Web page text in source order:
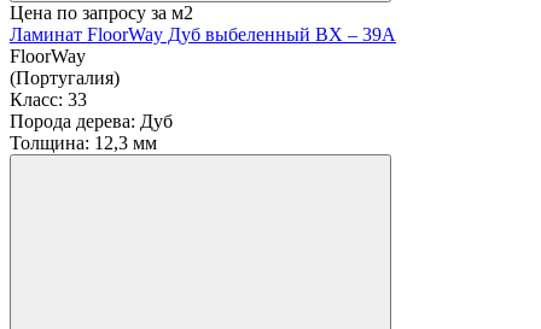
Цена по запросу за м2
Ламинат FloorWay Дуб выбеленный ВХ – 39А
FloorWay
(Португалия)
Класс: 33
Порода дерева: Дуб
Толщина: 12,3 мм